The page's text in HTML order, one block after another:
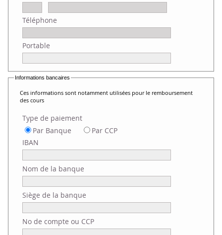
Téléphone
Portable
Informations bancaires
Ces informations sont notamment utilisées pour le remboursement
des cours
Type de paiement
Par Banque
Par CCP
IBAN
Nom de la banque
Siège de la banque
No de compte ou CCP